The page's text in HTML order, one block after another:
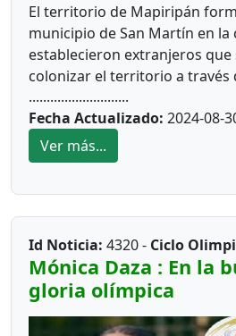
El territorio de Mapiripán
municipio de San Martín en la
establecieron extranjeros que
colonizar el territorio a través
Tom y Ricki Kirbi de
origenestadounidense,
Mapiripana (del que tomaría
eventual población) quienes
En 1968 un incendio destruye
siguiente, se erige como
............................
Fecha Actualizado: 2024-08-
Ver más...
Id Noticia: 4320 - Ciclo
Mónica Daza : En la
gloria olímpica